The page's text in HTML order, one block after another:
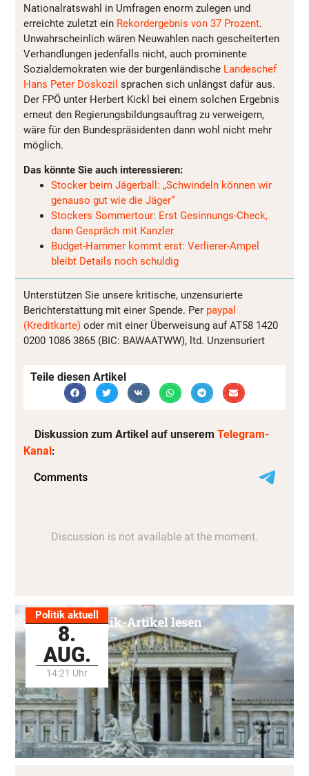
Nationalratswahl in Umfragen enorm zulegen und
erreichte zuletzt ein Rekordergebnis von 37 Prozent.
Unwahrscheinlich wären Neuwahlen nach gescheiterten
Verhandlungen jedenfalls nicht, auch prominente
Sozialdemokraten wie der burgenländische Landeschef
Hans Peter Doskozil sprachen sich unlängst dafür aus.
Der FPÖ unter Herbert Kickl bei einem solchen Ergebnis
erneut den Regierungsbildungsauftrag zu verweigern,
wäre für den Bundespräsidenten dann wohl nicht mehr
möglich.
Das könnte Sie auch interessieren:
Stocker beim Jägerball: „Schwindeln können wir
genauso gut wie die Jäger“
Stockers Sommertour: Erst Gesinnungs-Check,
dann Gespräch mit Kanzler
Budget-Hammer kommt erst: Verlierer-Ampel
bleibt Details noch schuldig
Unterstützen Sie unsere kritische, unzensurierte
Berichterstattung mit einer Spende. Per paypal
(Kreditkarte) oder mit einer Überweisung auf AT58 1420
0200 1086 3865 (BIC: BAWAATWW), ltd. Unzensuriert
Teile diesen Artikel
Diskussion zum Artikel auf unserem Telegram-
Kanal :
Politik aktuell
8.
AUG.
14:21 Uhr
Alle Politik-Artikel lesen